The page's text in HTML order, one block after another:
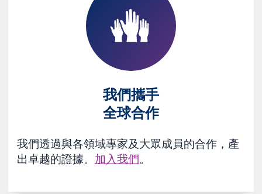
我們攜手
全球合作
我們透過與各領域專家及大眾成員的合作，產
出卓越的證據。 加入我們。